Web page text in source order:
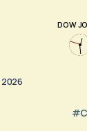
DOW
2026